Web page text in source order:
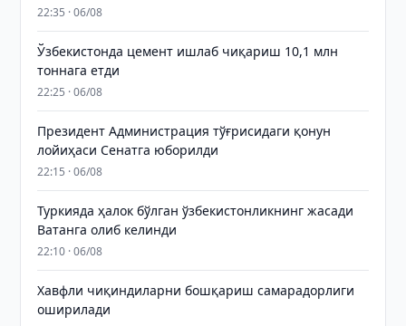
22:35 · 06/08
Ўзбекистонда цемент ишлаб чиқариш 10,1 млн
тоннага етди
22:25 · 06/08
Президент Администрация тўғрисидаги қонун
лойиҳаси Сенатга юборилди
22:15 · 06/08
Туркияда ҳалок бўлган ўзбекистонликнинг жасади
Ватанга олиб келинди
22:10 · 06/08
Хавфли чиқиндиларни бошқариш самарадорлиги
оширилади